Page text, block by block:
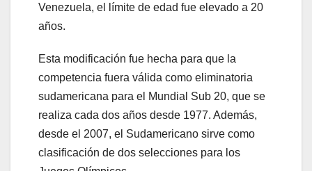
Venezuela, el límite de edad fue elevado a 20
años.
Esta modificación fue hecha para que la
competencia fuera válida como eliminatoria
sudamericana para el Mundial Sub 20, que se
realiza cada dos años desde 1977. Además,
desde el 2007, el Sudamericano sirve como
clasificación de dos selecciones para los